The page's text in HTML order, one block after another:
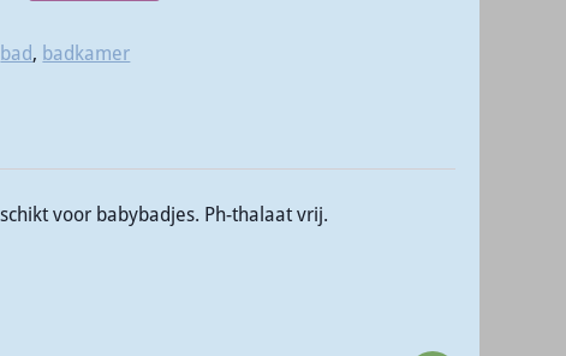
bad, badkamer
voor babybadjes. Ph-thalaat vrij.